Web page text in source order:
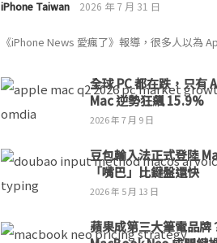
iPhone Taiwan 2026 年 7 月 31 日
《iPhone News 愛瘋了》報導，很多人以為
全球 PC 都在跌，只有
Mac 逆勢狂飆 15.9%
2026 年 7 月 9 日
豆包輸入法正式登陸
「嘴巴」比鍵盤還快
2026 年 5 月 13 日
蘋果成第三大筆電品牌